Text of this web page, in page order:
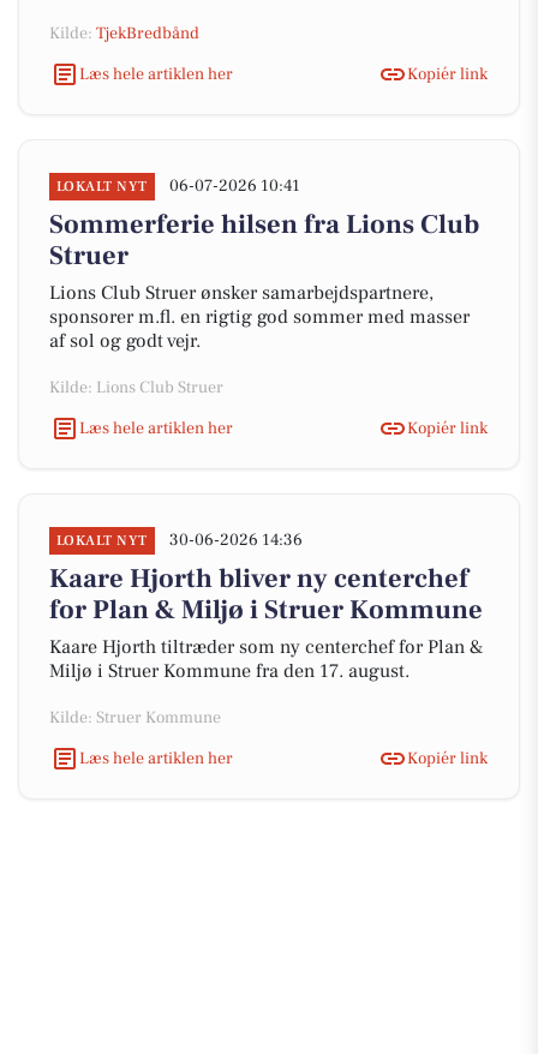
Kilde: TjekBredbånd
Læs hele artiklen her
Kopiér link
LOKALT NYT 06-07-2026 10:41
Sommerferie hilsen fra Lions Club
Struer
Lions Club Struer ønsker samarbejdspartnere,
sponsorer m.fl. en rigtig god sommer med masser
af sol og godt vejr.
Kilde: Lions Club Struer
Læs hele artiklen her
Kopiér link
LOKALT NYT 30-06-2026 14:36
Kaare Hjorth bliver ny centerchef
for Plan & Miljø i Struer Kommune
Kaare Hjorth tiltræder som ny centerchef for Plan &
Miljø i Struer Kommune fra den 17. august.
Kilde: Struer Kommune
Læs hele artiklen her
Kopiér link